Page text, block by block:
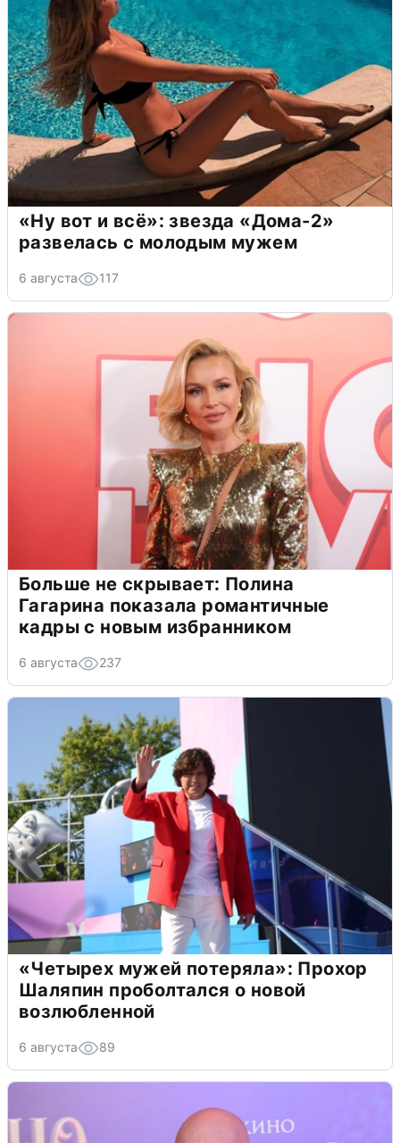
«Ну вот и всё»: звезда «Дома-2»
развелась с молодым мужем
6 августа 117
Больше не скрывает: Полина
Гагарина показала романтичные
кадры с новым избранником
6 августа 237
«Четырех мужей потеряла»: Прохор
Шаляпин проболтался о новой
возлюбленной
6 августа 89